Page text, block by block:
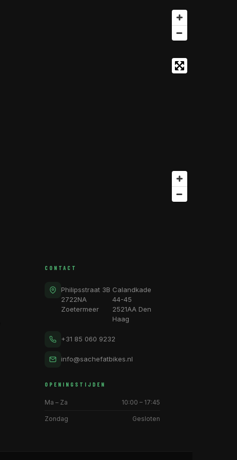
CONTACT
Philipsstraat 3B
2722NA
Zoetermeer
Calandkade
44-45
2521AA Den
Haag
+31 85 060 9232
info@sachefatbikes.nl
OPENINGSTIJDEN
Ma – Za 10:00 – 17:45
Zondag Gesloten